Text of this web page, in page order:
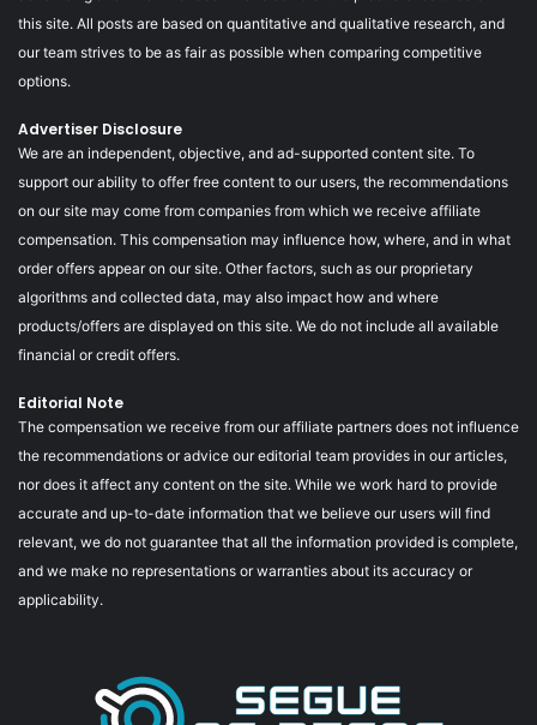
this site. All posts are based on quantitative and qualitative research, and
our team strives to be as fair as possible when comparing competitive
options.
Advertiser Disclosure
We are an independent, objective, and ad-supported content site. To
support our ability to offer free content to our users, the recommendations
on our site may come from companies from which we receive affiliate
compensation. This compensation may influence how, where, and in what
order offers appear on our site. Other factors, such as our proprietary
algorithms and collected data, may also impact how and where
products/offers are displayed on this site. We do not include all available
financial or credit offers.
Editorial Note
The compensation we receive from our affiliate partners does not influence
the recommendations or advice our editorial team provides in our articles,
nor does it affect any content on the site. While we work hard to provide
accurate and up-to-date information that we believe our users will find
relevant, we do not guarantee that all the information provided is complete,
and we make no representations or warranties about its accuracy or
applicability.